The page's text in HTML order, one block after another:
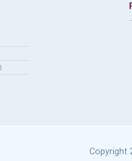
Copyright